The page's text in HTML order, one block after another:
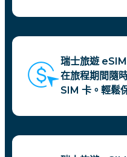
瑞士旅遊
在旅程期間隨
SIM 卡。輕鬆